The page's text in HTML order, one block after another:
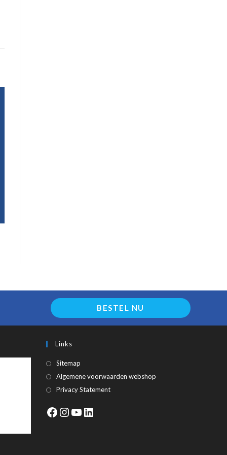
BESTEL NU
Links
Sitemap
Algemene voorwaarden webshop
Privacy Statement